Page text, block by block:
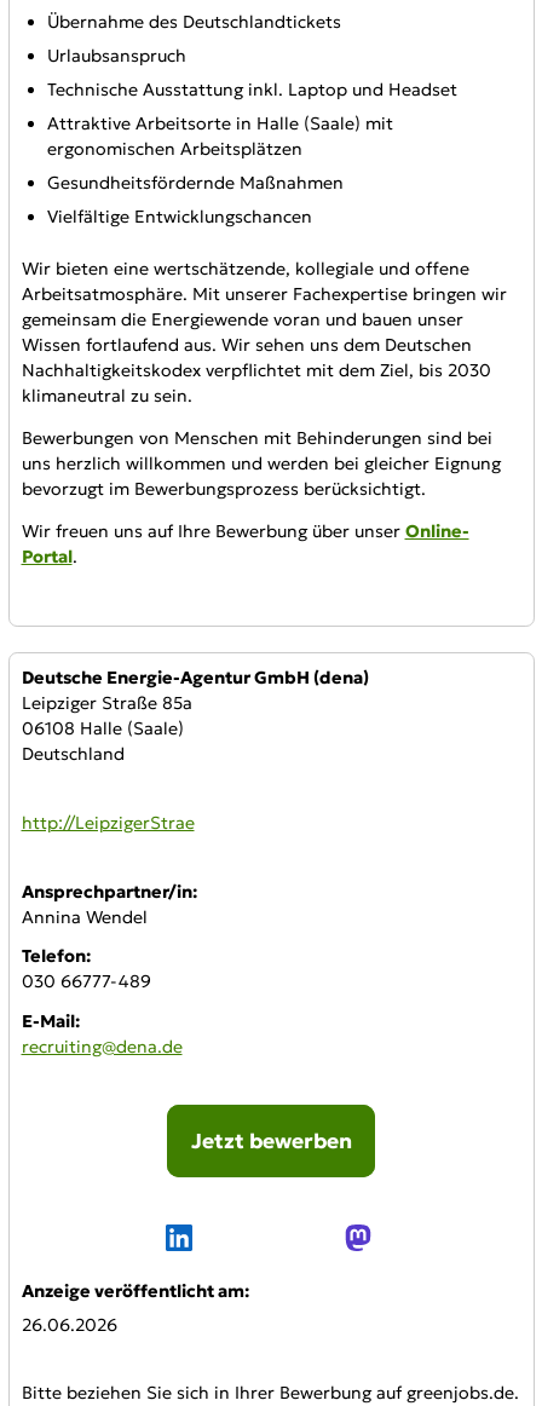
Übernahme des Deutschlandtickets
Urlaubsanspruch
Technische Ausstattung inkl. Laptop und Headset
Attraktive Arbeitsorte in Halle (Saale) mit
ergonomischen Arbeitsplätzen
Gesundheitsfördernde Maßnahmen
Vielfältige Entwicklungschancen
Wir bieten eine wertschätzende, kollegiale und offene
Arbeitsatmosphäre. Mit unserer Fachexpertise bringen wir
gemeinsam die Energiewende voran und bauen unser
Wissen fortlaufend aus. Wir sehen uns dem Deutschen
Nachhaltigkeitskodex verpflichtet mit dem Ziel, bis 2030
klimaneutral zu sein.
Bewerbungen von Menschen mit Behinderungen sind bei
uns herzlich willkommen und werden bei gleicher Eignung
bevorzugt im Bewerbungsprozess berücksichtigt.
Wir freuen uns auf Ihre Bewerbung über unser Online-
Portal.
Anbieter:
Deutsche Energie-Agentur GmbH (dena)
Leipziger Straße 85a
06108 Halle (Saale)
Deutschland
WWW:
http://LeipzigerStrae
Ansprechpartner/in:
Annina Wendel
Telefon:
030 66777-489
E-Mail:
recruiting@dena.de
Jetzt bewerben
Anzeige veröffentlicht am:
26.06.2026
Bitte beziehen Sie sich in Ihrer Bewerbung auf greenjobs.de.